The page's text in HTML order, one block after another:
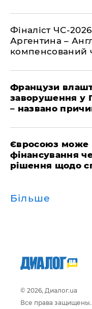
Фіналіст ЧС-
Аргентина –
компенсований
Французи
заворушення у
– названо
Євросоюз може
фінансування
рішення щодо
Більше
© 2026, Диалог.ua
Все права защищены.